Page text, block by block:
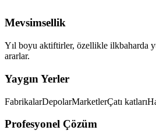
Mevsimsellik
Yıl boyu aktiftirler, özellikle ilkbaharda
ararlar.
Yaygın Yerler
FabrikalarDepolarMarketlerÇatı katları
Profesyonel Çözüm